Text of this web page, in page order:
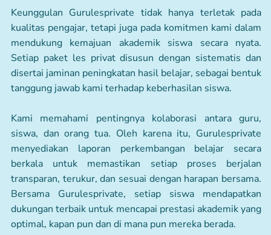
Keunggulan Gurulesprivate tidak hanya terletak pada
kualitas pengajar, tetapi juga pada komitmen kami dalam
mendukung kemajuan akademik siswa secara nyata.
Setiap paket les privat disusun dengan sistematis dan
disertai jaminan peningkatan hasil belajar, sebagai bentuk
tanggung jawab kami terhadap keberhasilan siswa.
Kami memahami pentingnya kolaborasi antara guru,
siswa, dan orang tua. Oleh karena itu, Gurulesprivate
menyediakan laporan perkembangan belajar secara
berkala untuk memastikan setiap proses berjalan
transparan, terukur, dan sesuai dengan harapan bersama.
Bersama Gurulesprivate, setiap siswa mendapatkan
dukungan terbaik untuk mencapai prestasi akademik yang
optimal, kapan pun dan di mana pun mereka berada.